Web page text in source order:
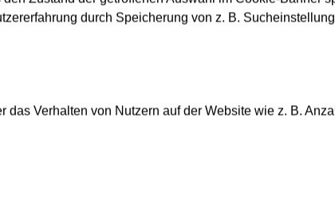
Beschwerden
durch Speicherung von z. B.
das Verhalten von Nutzern auf der Website wie z. B.